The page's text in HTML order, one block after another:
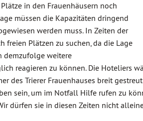
in den Frauenhäusern noch
müssen die Kapazitäten dringend
werden muss. In Zeiten der
freien Plätzen zu suchen, da die Lage
demzufolge weitere
reagieren zu können. Die Hoteliers
des Trierer Frauenhauses breit
sein, um im Notfall Hilfe rufen zu
dürfen sie in diesen Zeiten nicht